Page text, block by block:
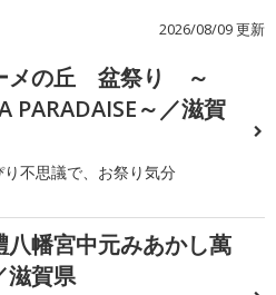
2026/08/09 更新
メの丘 盆祭り ～
PARADAISE～／滋賀
り不思議で、お祭り気分
八幡宮中元みあかし萬
滋賀県